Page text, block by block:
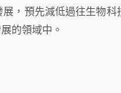
，預先減低過往生物
的領域中。